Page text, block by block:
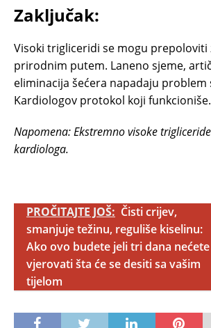
Zaključak:
Visoki trigliceridi se mogu prepoloviti
prirodnim putem. Laneno sjeme,
eliminacija šećera napadaju problem
Kardiologov protokol koji funkcioniše.
Napomena: Ekstremno visoke
kardiologа.
PROČITAJTE JOŠ: Čisti crijev,
smanjuje težinu, reguliše kiselinu:
Ako ovo budete jeli tri dana nećete
vjerovati šta će se desiti sa vašim
tijelom